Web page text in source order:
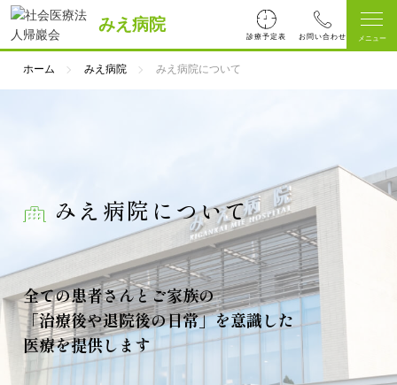
みえ病院
診療予定表
ホーム みえ病院 みえ病院について
みえ病院について
全ての患者さんとご家族の
「治療後や退院後の日常」を意識した
医療を提供します